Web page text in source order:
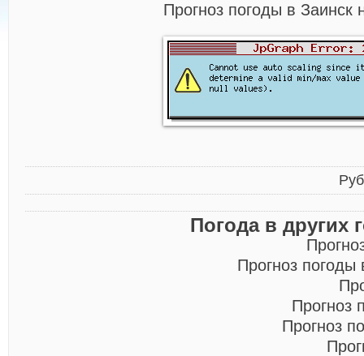
Прогноз погоды в Заинск
Погода в других
Прогноз погоды
Прогноз
Прогноз